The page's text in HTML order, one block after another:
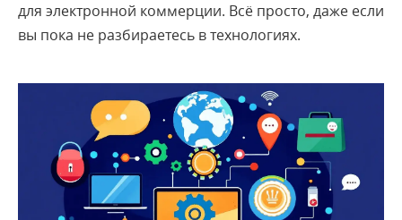
для электронной коммерции. Всё просто, даже если
вы пока не разбираетесь в технологиях.